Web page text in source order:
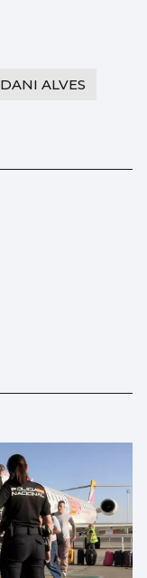
DANI ALVES